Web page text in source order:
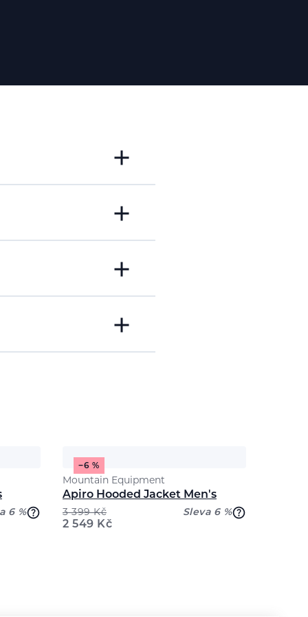
6 %
−6 %
Mountain Equipment
Apiro Hooded Jacket Men's
3 399Kč Sleva 6 %
2 549 Kč